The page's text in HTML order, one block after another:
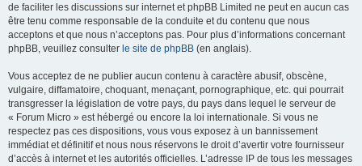
de faciliter les discussions sur internet et phpBB Limited ne peut en aucun cas
être tenu comme responsable de la conduite et du contenu que nous
acceptons et que nous n’acceptons pas. Pour plus d’informations concernant
phpBB, veuillez consulter le site de phpBB (en anglais).
Vous acceptez de ne publier aucun contenu à caractère abusif, obscène,
vulgaire, diffamatoire, choquant, menaçant, pornographique, etc. qui pourrait
transgresser la législation de votre pays, du pays dans lequel le serveur de
« Forum Micro » est hébergé ou encore la loi internationale. Si vous ne
respectez pas ces dispositions, vous vous exposez à un bannissement
immédiat et définitif et nous nous réservons le droit d’avertir votre fournisseur
d’accès à internet et les autorités officielles. L’adresse IP de tous les messages